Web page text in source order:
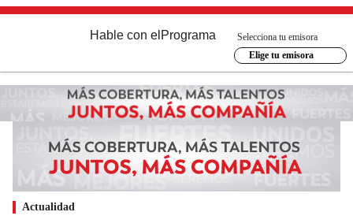
Hable con el Programa
Selecciona tu emisora
Elige tu emisora
Actualidad